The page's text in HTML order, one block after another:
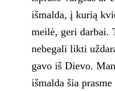
išmalda, į kurią
meilė, geri darbai.
nebegali likti
gavo iš Dievo.
išmalda šia